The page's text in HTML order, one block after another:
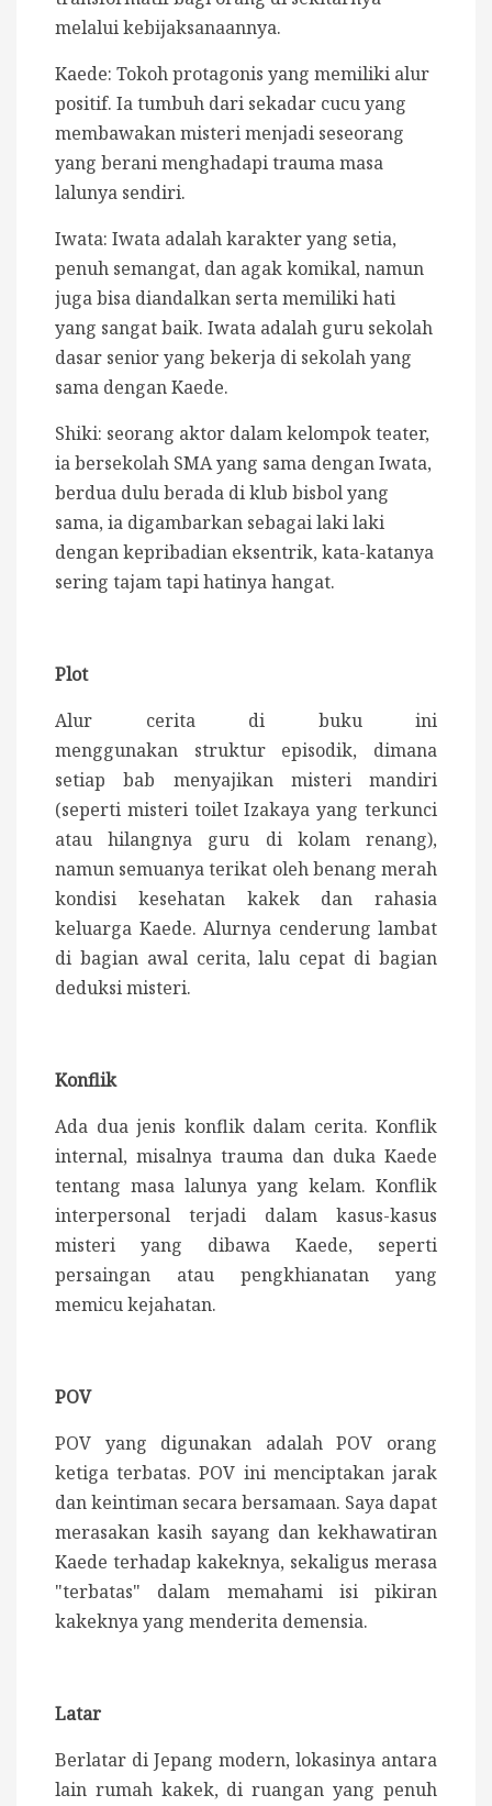
melalui kebijaksanaannya.
Kaede: Tokoh protagonis yang memiliki alur
positif. Ia tumbuh dari sekadar cucu yang
membawakan misteri menjadi seseorang
yang berani menghadapi trauma masa
lalunya sendiri.
Iwata: Iwata adalah karakter yang setia,
penuh semangat, dan agak komikal, namun
juga bisa diandalkan serta memiliki hati
yang sangat baik. Iwata adalah guru sekolah
dasar senior yang bekerja di sekolah yang
sama dengan Kaede.
Shiki: seorang aktor dalam kelompok teater,
ia bersekolah SMA yang sama dengan Iwata,
berdua dulu berada di klub bisbol yang
sama, ia digambarkan sebagai laki laki
dengan kepribadian eksentrik, kata-katanya
sering tajam tapi hatinya hangat.
Plot
Alur cerita di buku ini
menggunakan struktur episodik, dimana
setiap bab menyajikan misteri mandiri
(seperti misteri toilet Izakaya yang terkunci
atau hilangnya guru di kolam renang),
namun semuanya terikat oleh benang merah
kondisi kesehatan kakek dan rahasia
keluarga Kaede. Alurnya cenderung lambat
di bagian awal cerita, lalu cepat di bagian
deduksi misteri.
Konflik
Ada dua jenis konflik dalam cerita. Konflik
internal, misalnya trauma dan duka Kaede
tentang masa lalunya yang kelam. Konflik
interpersonal terjadi dalam kasus-kasus
misteri yang dibawa Kaede, seperti
persaingan atau pengkhianatan yang
memicu kejahatan.
POV
POV yang digunakan adalah POV orang
ketiga terbatas. POV ini menciptakan jarak
dan keintiman secara bersamaan. Saya dapat
merasakan kasih sayang dan kekhawatiran
Kaede terhadap kakeknya, sekaligus merasa
"terbatas" dalam memahami isi pikiran
kakeknya yang menderita demensia.
Latar
Berlatar di Jepang modern, lokasinya antara
lain rumah kakek, di ruangan yang penuh